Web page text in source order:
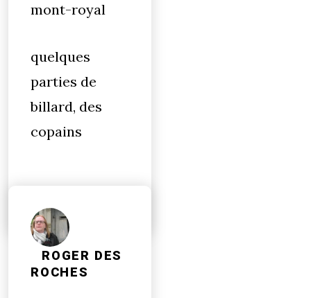
mont-royal
quelques
parties de
billard, des
copains
ROGER DES
ROCHES